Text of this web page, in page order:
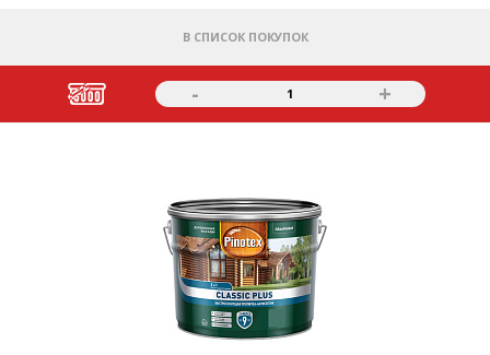
В СПИСОК ПОКУПОК
- 1 +